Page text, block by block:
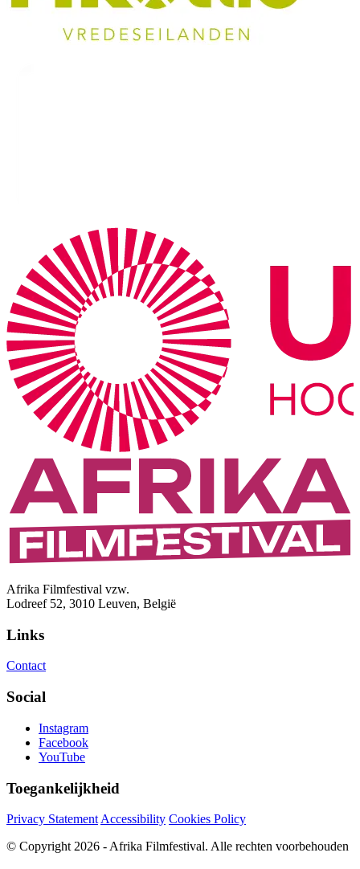
Afrika Filmfestival vzw.
Lodreef 52, 3010 Leuven, België
Links
Contact
Social
Instagram
Facebook
YouTube
Toegankelijkheid
Privacy Statement Accessibility Cookies Policy
© Copyright 2026 - Afrika Filmfestival. Alle rechten voorbehouden